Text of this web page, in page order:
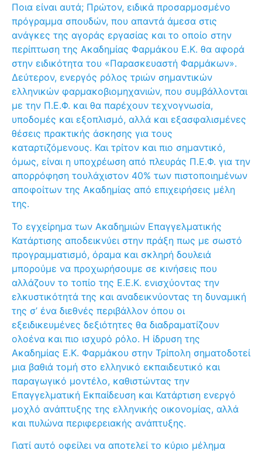
Ποια είναι αυτά; Πρώτον, ειδικά προσαρμοσμένο
πρόγραμμα σπουδών, που απαντά άμεσα στις
ανάγκες της αγοράς εργασίας και το οποίο στην
περίπτωση της Ακαδημίας Φαρμάκου Ε.Κ. θα αφορά
στην ειδικότητα του «Παρασκευαστή Φαρμάκων».
Δεύτερον, ενεργός ρόλος τριών σημαντικών
ελληνικών φαρμακοβιομηχανιών, που συμβάλλονται
με την Π.Ε.Φ. και θα παρέχουν τεχνογνωσία,
υποδομές και εξοπλισμό, αλλά και εξασφαλισμένες
θέσεις πρακτικής άσκησης για τους
καταρτιζόμενους. Και τρίτον και πιο σημαντικό,
όμως, είναι η υποχρέωση από πλευράς Π.Ε.Φ. για την
απορρόφηση τουλάχιστον 40% των πιστοποιημένων
αποφοίτων της Ακαδημίας από επιχειρήσεις μέλη
της.
Το εγχείρημα των Ακαδημιών Επαγγελματικής
Κατάρτισης αποδεικνύει στην πράξη πως με σωστό
προγραμματισμό, όραμα και σκληρή δουλειά
μπορούμε να προχωρήσουμε σε κινήσεις που
αλλάζουν το τοπίο της Ε.Ε.Κ. ενισχύοντας την
ελκυστικότητά της και αναδεικνύοντας τη δυναμική
της σ’ ένα διεθνές περιβάλλον όπου οι
εξειδικευμένες δεξιότητες θα διαδραματίζουν
ολοένα και πιο ισχυρό ρόλο. Η ίδρυση της
Ακαδημίας Ε.Κ. Φαρμάκου στην Τρίπολη σηματοδοτεί
μια βαθιά τομή στο ελληνικό εκπαιδευτικό και
παραγωγικό μοντέλο, καθιστώντας την
Επαγγελματική Εκπαίδευση και Κατάρτιση ενεργό
μοχλό ανάπτυξης της ελληνικής οικονομίας, αλλά
και πυλώνα περιφερειακής ανάπτυξης.
Γιατί αυτό οφείλει να αποτελεί το κύριο μέλημα